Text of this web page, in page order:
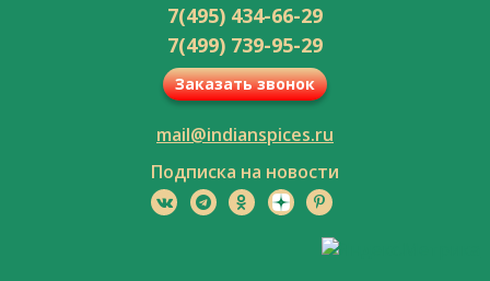
7(495) 434-66-29
7(499) 739-95-29
Заказать звонок
mail@indianspices.ru
Подписка на новости